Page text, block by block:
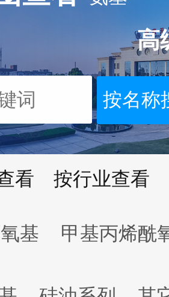
高
看 按行业查看
基 甲基丙烯酰